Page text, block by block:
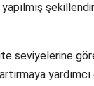
seviyelerine